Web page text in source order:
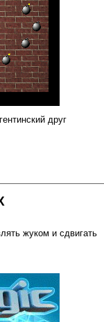
друг
жуком и сдвигать